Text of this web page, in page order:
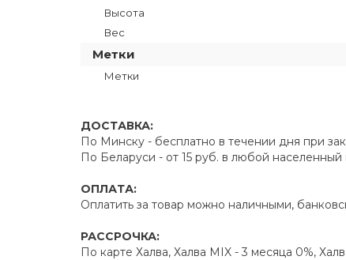
Высота
Вес
Метки
Метки
ДОСТАВКА:
По Минску - бесплатно в течении дня при
По Беларуси - от 15 руб. в любой
ОПЛАТА:
Оплатить за товар можно наличными,
РАССРОЧКА:
По карте Халва, Халва MIX - 3 месяца 0%,